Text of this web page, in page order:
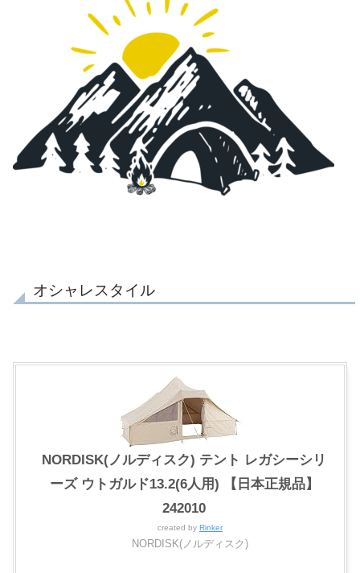
オシャレスタイル
NORDISK(ノルディスク) テント レガシーシリ
ーズ ウトガルド13.2(6人用) 【日本正規品】
242010
created by Rinker
NORDISK(ノルディスク)